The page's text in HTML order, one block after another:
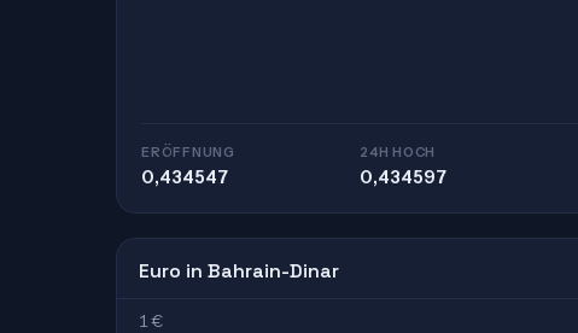
ERÖFFNUNG
0,434547
24H HOCH
0,434597
Euro in Bahrain-Dinar
1 €